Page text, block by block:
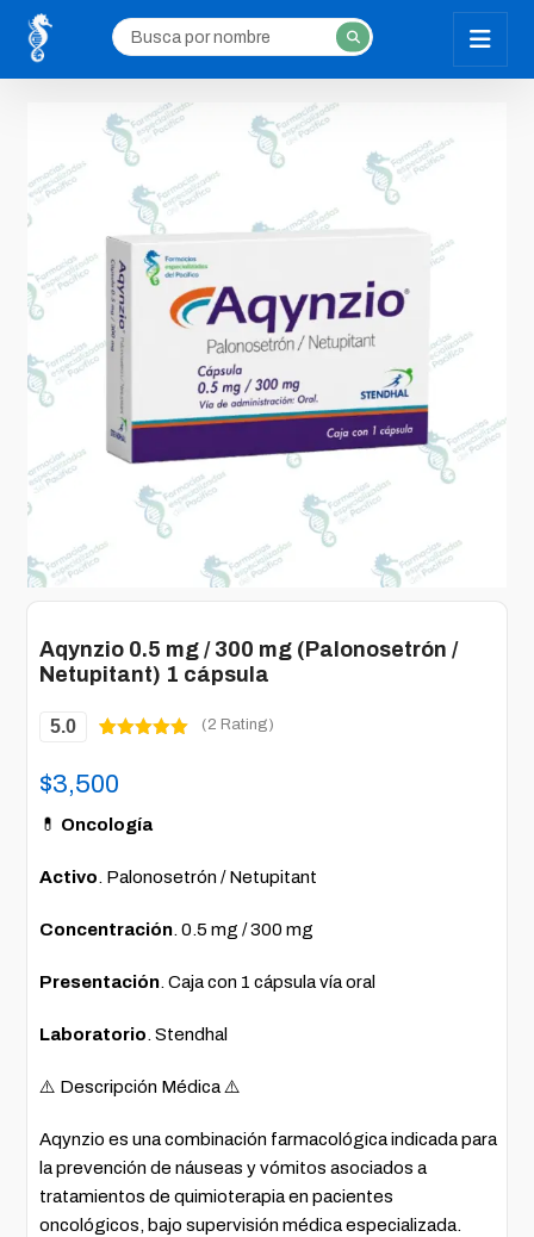
Aqynzio 0.5 mg / 300 mg (Palonosetrón /
Netupitant) 1 cápsula
5.0
5 basado
puntuacione
s de
(2 Rating)
$3,500
💊 Oncología
Activo. Palonosetrón / Netupitant
Concentración. 0.5 mg / 300 mg
Presentación. Caja con 1 cápsula vía oral
Laboratorio. Stendhal
⚠️ Descripción Médica ⚠️
Aqynzio es una combinación farmacológica indicada para
la prevención de náuseas y vómitos asociados a
tratamientos de quimioterapia en pacientes
oncológicos, bajo supervisión médica especializada.